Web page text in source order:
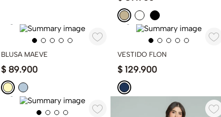
BLUSA MAEVE
$ 89.900
VESTIDO FLON
$ 129.900